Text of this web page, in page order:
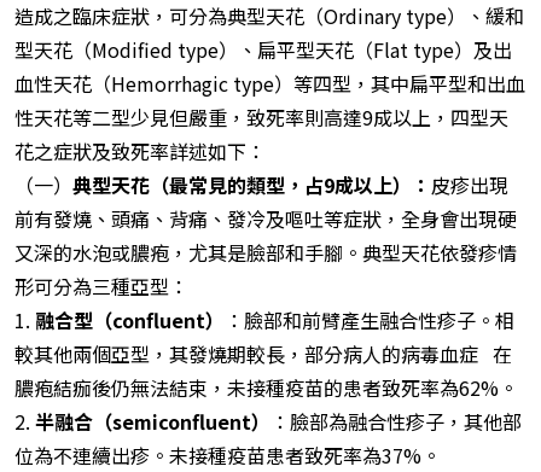
造成之臨床症狀，可分為典型天花（Ordinary type）、緩和
型天花（Modified type）、扁平型天花（Flat type）及出
血性天花（Hemorrhagic type）等四型，其中扁平型和出血
性天花等二型少見但嚴重，致死率則高達9成以上，四型天
花之症狀及致死率詳述如下：
（一） 典型天花（最常見的類型，占9成以上）： 皮疹出現
前有發燒、頭痛、背痛、發冷及嘔吐等症狀，全身會出現硬
又深的水泡或膿疱，尤其是臉部和手腳。典型天花依發疹情
形可分為三種亞型：
1. 融合型（confluent）
：臉部和前臂產生融合性疹子。相
較其他兩個亞型，其發燒期較長，部分病人的病毒血症 在
膿疱結痂後仍無法結束，未接種疫苗的患者致死率為62%。
2. 半融合（semiconfluent）
：臉部為融合性疹子，其他部
位為不連續出疹。未接種疫苗患者致死率為37%。